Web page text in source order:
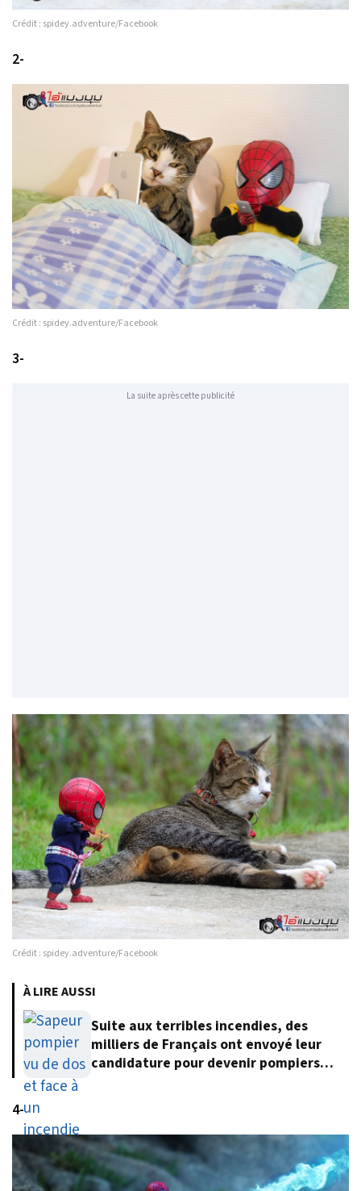
Crédit : spidey.adventure/Facebook
2-
Crédit : spidey.adventure/Facebook
3-
La suite après cette publicité
Crédit : spidey.adventure/Facebook
À LIRE AUSSI
Suite aux terribles incendies, des
milliers de Français ont envoyé leur
candidature pour devenir pompiers
4-